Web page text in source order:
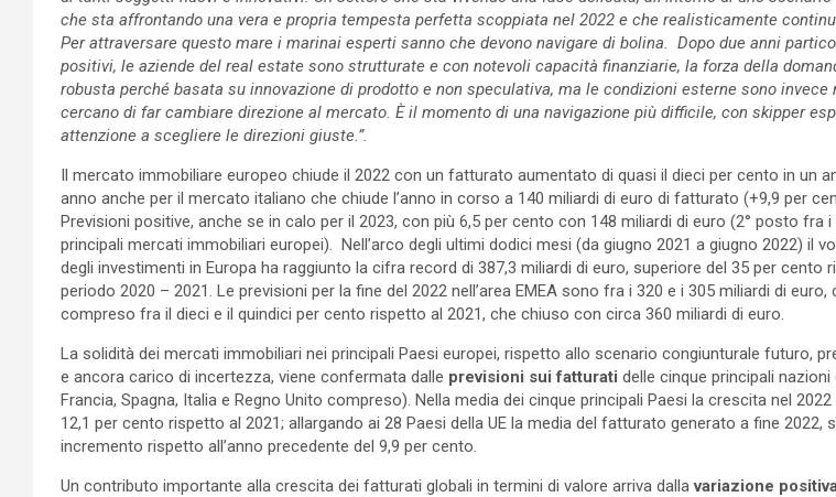
che sta affrontando una vera e propria tempesta perfetta scoppiata nel 2022 e che realisticamente
Per attraversare questo mare i marinai esperti sanno che devono navigare di bolina. Dopo due anni
positivi, le aziende del real estate sono strutturate e con notevoli capacità finanziarie, la forza della
robusta perché basata su innovazione di prodotto e non speculativa, ma le condizioni esterne sono invece
cercano di far cambiare direzione al mercato. È il momento di una navigazione più difficile, con skipper
attenzione a scegliere le direzioni giuste.”.
Il mercato immobiliare europeo chiude il 2022 con un fatturato aumentato di quasi il dieci per cento in un
anno anche per il mercato italiano che chiude l’anno in corso a 140 miliardi di euro di fatturato (+9,9 per
Previsioni positive, anche se in calo per il 2023, con più 6,5 per cento con 148 miliardi di euro (2° posto fra i
principali mercati immobiliari europei). Nell’arco degli ultimi dodici mesi (da giugno 2021 a giugno 2022) il
degli investimenti in Europa ha raggiunto la cifra record di 387,3 miliardi di euro, superiore del 35 per cento
periodo 2020 – 2021. Le previsioni per la fine del 2022 nell’area EMEA sono fra i 320 e i 305 miliardi di euro,
compreso fra il dieci e il quindici per cento rispetto al 2021, che chiuso con circa 360 miliardi di euro.
La solidità dei mercati immobiliari nei principali Paesi europei, rispetto allo scenario congiunturale futuro,
e ancora carico di incertezza, viene confermata dalle previsioni sui fatturati delle cinque principali nazioni
Francia, Spagna, Italia e Regno Unito compreso). Nella media dei cinque principali Paesi la crescita nel
12,1 per cento rispetto al 2021; allargando ai 28 Paesi della UE la media del fatturato generato a fine 2022,
incremento rispetto all’anno precedente del 9,9 per cento.
Un contributo importante alla crescita dei fatturati globali in termini di valore arriva dallavariazione